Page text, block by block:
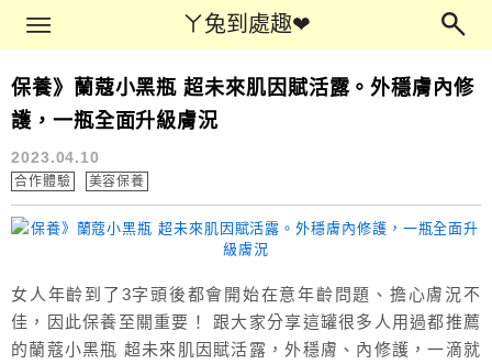
ㄚ兔到處趣❤ㄚ兔到處趣❤
Main Menu
美容保養
保養》蘭蔻小黑瓶 超未來肌因賦活露。外穩膚內修
護，一瓶全面升級膚況
2023.04.10
合作體驗 美容保養
女人年齡到了3字頭後都會開始在意年齡問題、擔心膚況不
佳，因此保養至關重要！ 跟大家分享這罐很多人用過都推薦
的蘭蔻小黑瓶 超未來肌因賦活露，外穩膚、內修護，一滴就